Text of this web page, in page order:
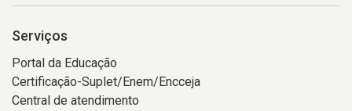
Serviços
Portal da Educação
Certificação-Suplet/Enem/Encceja
Central de atendimento